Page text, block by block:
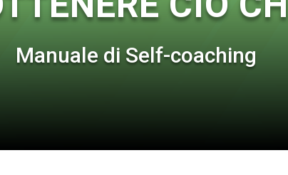
Manuale di Self-coaching